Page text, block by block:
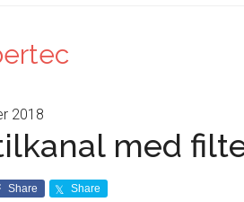
2018
med
Share Share